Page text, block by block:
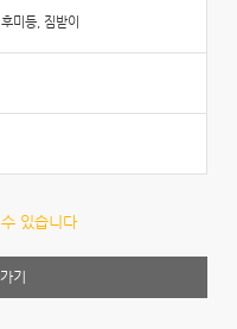
미등, 짐받이
있습니다
기